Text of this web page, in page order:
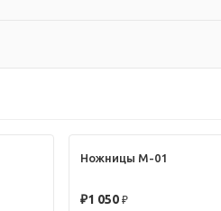
Ножницы M-01
★★★★★
₽1 050